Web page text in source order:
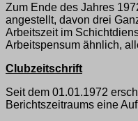
Zum Ende des Jahres
angestellt, davon drei
Arbeitszeit im
Arbeitspensum ähnlich,
Clubzeitschrift
Seit dem 01.01.1972
Berichtszeitraums eine